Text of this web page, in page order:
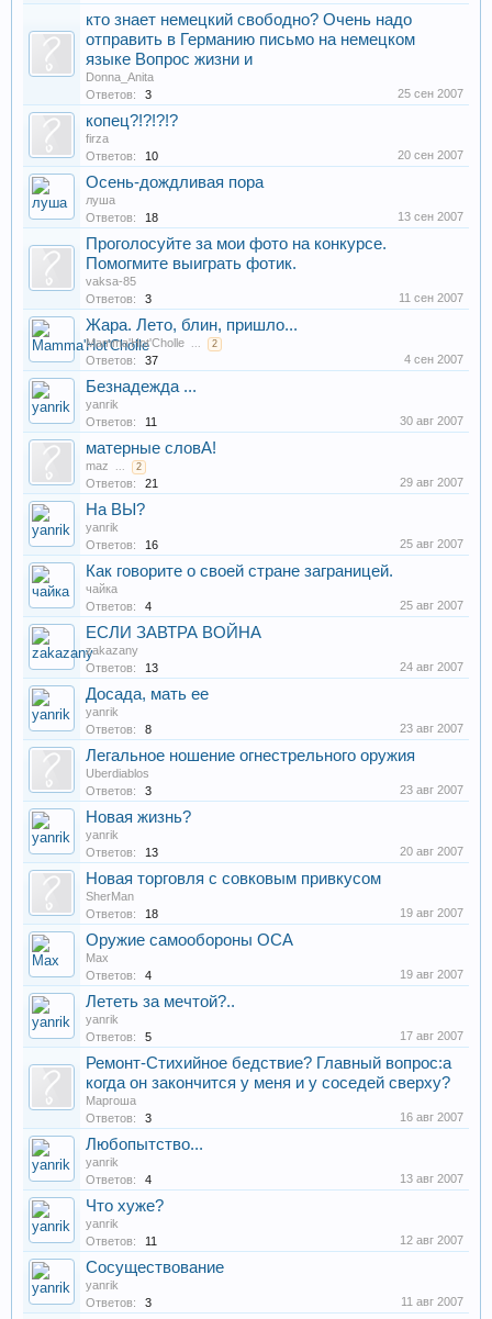
кто знает немецкий свободно? Очень надо
отправить в Германию письмо на немецком
языке Вопрос жизни и
Donna_Anita
Ответов:
3 25 сен 2007
копец?!?!?!?
firza
Ответов:
10 20 сен 2007
Осень-дождливая пора
луша
Ответов:
18 13 сен 2007
Проголосуйте за мои фото на конкурсе.
Помогмите выиграть фотик.
vaksa-85
Ответов:
3 11 сен 2007
Жара. Лето, блин, пришло...
Mamma'Hot'Cholle ... 2
Ответов: 37 4 сен 2007
Безнадежда ...
yanrik
Ответов:
11 30 авг 2007
матерные словА!
maz ... 2
Ответов: 21 29 авг 2007
На ВЫ?
yanrik
Ответов:
16 25 авг 2007
Как говорите о своей стране заграницей.
чайка
Ответов:
4 25 авг 2007
ЕСЛИ ЗАВТРА ВОЙНА
zakazany
Ответов:
13 24 авг 2007
Досада, мать ее
yanrik
Ответов:
8 23 авг 2007
Легальное ношение огнестрельного оружия
Uberdiablos
Ответов:
3 23 авг 2007
Новая жизнь?
yanrik
Ответов:
13 20 авг 2007
Новая торговля с совковым привкусом
SherMan
Ответов:
18 19 авг 2007
Оружие самообороны ОСА
Max
Ответов:
4 19 авг 2007
Лететь за мечтой?..
yanrik
Ответов:
5 17 авг 2007
Ремонт-Стихийное бедствие? Главный вопрос:а
когда он закончится у меня и у соседей сверху?
Маргоша
Ответов:
3 16 авг 2007
Любопытство...
yanrik
Ответов:
4 13 авг 2007
Что хуже?
yanrik
Ответов:
11 12 авг 2007
Сосуществование
yanrik
Ответов:
3 11 авг 2007